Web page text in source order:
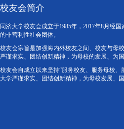
校友会简介
同济大学校友会成立于1985年，2017年8月经
的非营利性社会团体。
校友会宗旨是加强海内外校友之间、校友与母
严谨求实、团结创新精神，为母校的发展、为
校友会自成立以来坚持“服务校友、服务母校
大学严谨求实、团结创新精神，为母校发展、